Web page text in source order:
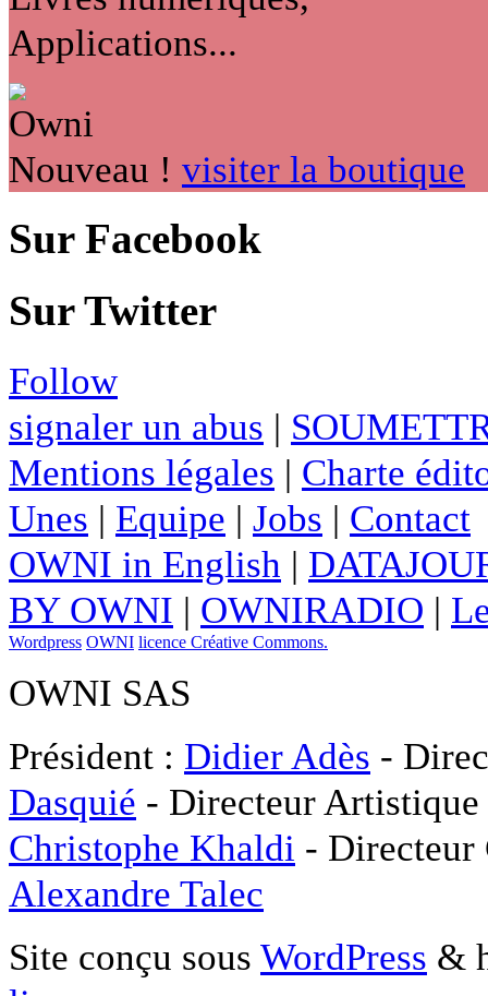
Applications...
Nouveau ! visiter la boutique
Sur Facebook
Sur Twitter
Follow
signaler un abus |
Mentions légales | Charte
Unes | Equipe | Jobs | Contact
OWNI in English |
BY OWNI | OWNIRADIO |
Wordpress OWNI licence Créative Commons.
OWNI SAS
Président : Didier Adès -
Dasquié - Directeur
Christophe Khaldi -
Alexandre Talec
Site conçu sous WordPress &